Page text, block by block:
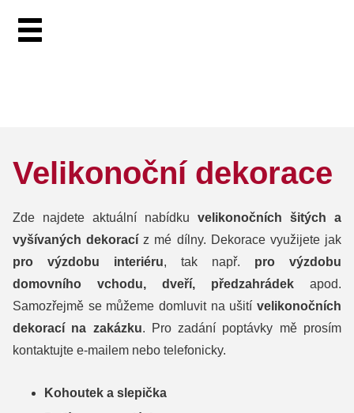
Velikonoční dekorace
Zde najdete aktuální nabídku velikonočních šitých a
vyšívaných dekorací z mé dílny. Dekorace využijete jak
pro výzdobu interiéru, tak např. pro výzdobu
domovního vchodu, dveří, předzahrádek apod.
Samozřejmě se můžeme domluvit na ušití velikonočních
dekorací na zakázku. Pro zadání poptávky mě prosím
kontaktujte e-mailem nebo telefonicky.
Kohoutek a slepička